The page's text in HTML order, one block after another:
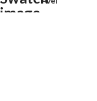
NAVY BLUE-06